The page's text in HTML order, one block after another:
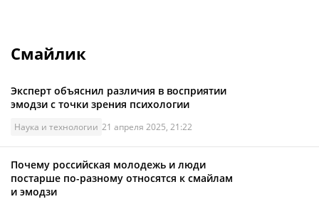
Смайлик
Эксперт объяснил различия в восприятии
эмодзи с точки зрения психологии
Наука и технологии 21 апреля 2025, 21:22
Почему российская молодежь и люди
постарше по-разному относятся к смайлам
и эмодзи